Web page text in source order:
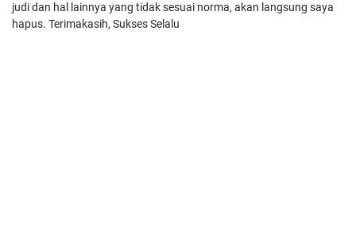
judi dan hal lainnya yang tidak sesuai norma, akan langsung saya
hapus. Terimakasih, Sukses Selalu